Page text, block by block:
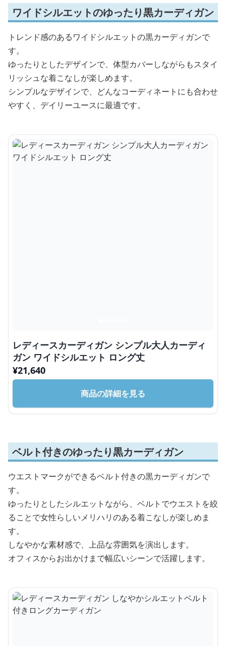
ワイドシルエットのゆったり黒カーディガン
トレンド感のあるワイドシルエットの黒カーディガンで
す。
ゆったりとしたデザインで、体型カバーしながらもスタイ
リッシュな着こなしが楽しめます。
シンプルなデザインで、どんなコーディネートにも合わせ
やすく、デイリーユースに最適です。
レディースカーディガン シンプル大人カーディ
ガン ワイドシルエット ロング丈
¥21,640
商品の詳細を見る
ベルト付きのゆったり黒カーディガン
ウエストマークができるベルト付きの黒カーディガンで
す。
ゆったりとしたシルエットながら、ベルトでウエストを絞
ることで女性らしいメリハリのある着こなしが楽しめま
す。
しなやかな素材感で、上品な雰囲気を演出します。
オフィスからお出かけまで幅広いシーンで活躍します。